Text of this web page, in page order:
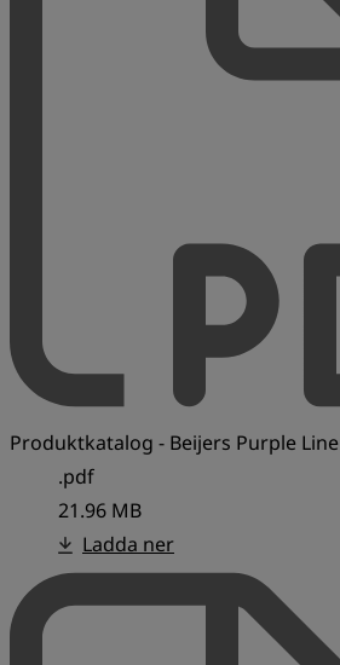
Produktkatalog - Beijers Purple Line
.pdf
21.96 MB
Ladda ner